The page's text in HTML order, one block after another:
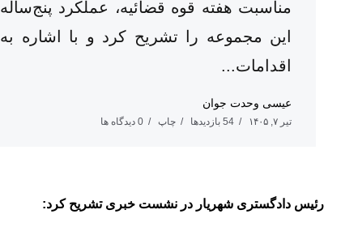
مناسبت هفته قوه قضائیه، عملکرد پنج‌ساله
این مجموعه را تشریح کرد و با اشاره به
اقدامات...
عیسی وحدت جوان
تیر ۷, ۱۴۰۵ 54 بازدیدها چاپ 0 دیدگاه ها
رئیس دادگستری شهریار در نشست خبری تشریح کرد: